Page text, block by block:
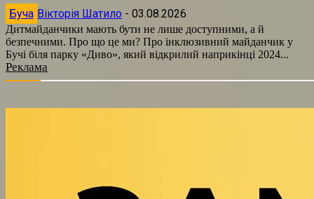
Буча Вікторія Шатило - 03.08.2026
Дитмайданчики мають бути не лише доступними, а й
безпечними. Про що це ми? Про інклюзивний майданчик у
Бучі біля парку «Диво», який відкрилий наприкінці 2024...
Реклама